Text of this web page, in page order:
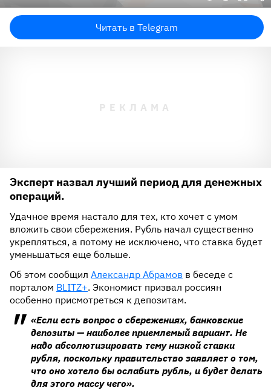
Читать в Telegram
Эксперт назвал лучший период для денежных
операций.
Удачное время настало для тех, кто хочет с умом
вложить свои сбережения. Рубль начал существенно
укрепляться, а потому не исключено, что ставка будет
уменьшаться еще больше.
Об этом сообщил Александр Абрамов в беседе с
порталом BLITZ+. Экономист призвал россиян
особенно присмотреться к депозитам.
«Если есть вопрос о сбережениях, банковские
депозиты — наиболее приемлемый вариант. Не
надо абсолютизировать тему низкой ставки
рубля, поскольку правительство заявляет о том,
что оно хотело бы ослабить рубль, и будет делать
для этого массу чего».